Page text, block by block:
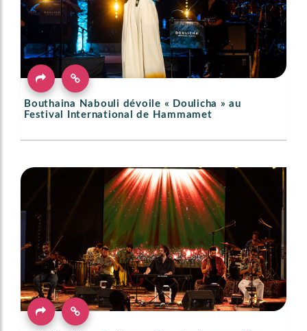
Bouthaina Nabouli dévoile « Doulicha » au
Festival International de Hammamet